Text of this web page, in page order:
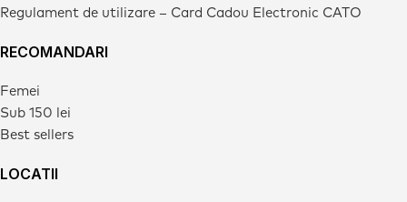
Regulament de utilizare – Card Cadou Electronic CATO
RECOMANDARI
Femei
Sub 150 lei
Best sellers
LOCATII